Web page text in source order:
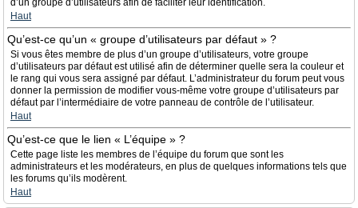
d’un groupe d’utilisateurs afin de faciliter leur identification.
Haut
Qu’est-ce qu’un « groupe d’utilisateurs par défaut » ?
Si vous êtes membre de plus d’un groupe d’utilisateurs, votre groupe
d’utilisateurs par défaut est utilisé afin de déterminer quelle sera la couleur et
le rang qui vous sera assigné par défaut. L’administrateur du forum peut vous
donner la permission de modifier vous-même votre groupe d’utilisateurs par
défaut par l’intermédiaire de votre panneau de contrôle de l’utilisateur.
Haut
Qu’est-ce que le lien « L’équipe » ?
Cette page liste les membres de l’équipe du forum que sont les
administrateurs et les modérateurs, en plus de quelques informations tels que
les forums qu’ils modèrent.
Haut